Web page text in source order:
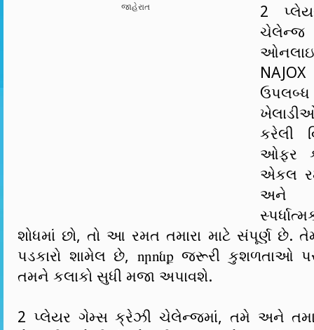
જાહેરાત
2
ચેલેન્જ
કરેલી
ઓફર
એકલ
અને
શોધમાં છો, તો આ રમત તમારા માટે સંપૂર્ણ છે.
પડકારો શામેલ છે, որոնք જરૂરી કુશળતાઓ
તમને કલાકો સુધી મજા અપાવશે.
2 પ્લેયર ગેમ્સ ક્રેઝી ચેલેન્જમાં, તમે અને